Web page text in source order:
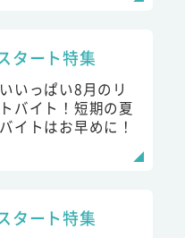
タート特集
いっぱい8月のリ
バイト！短期の夏
イトはお早めに！
タート特集